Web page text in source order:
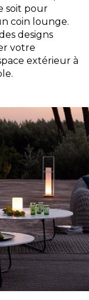
soit pour
coin lounge.
designs
votre
extérieur à